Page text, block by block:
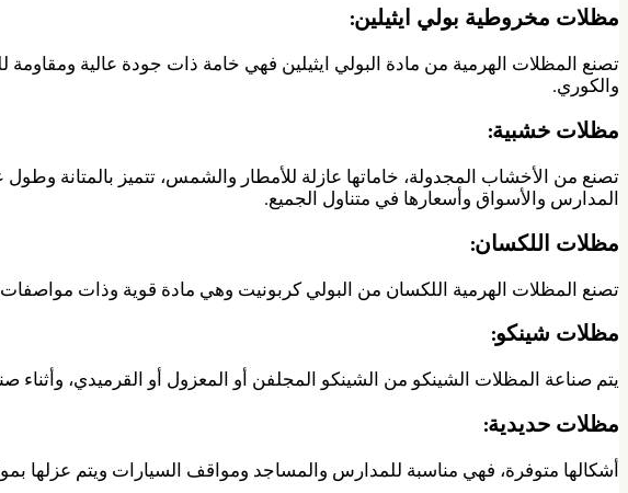
مظلات مخروطية بولي ايثيلين:
تصنع المظلات الهرمية من مادة البولي ايثيلين فهي خامة ذات جودة عالية ومقاومة
والكوري.
مظلات خشبية:
تصنع من الأخشاب المجدولة، خاماتها عازلة للأمطار والشمس، تتميز بالمتانة
المدارس والأسواق وأسعارها في متناول الجميع.
مظلات اللكسان:
تصنع المظلات الهرمية اللكسان من البولي كربونيت وهي مادة قوية وذات مواصفات
مظلات شينكو:
يتم صناعة المظلات الشينكو من الشينكو المجلفن أو المعزول أو القرميدي، وأثناء
مظلات حديدية:
أشكالها متوفرة، فهي مناسبة للمدارس والمساجد ومواقف السيارات ويتم عزلها